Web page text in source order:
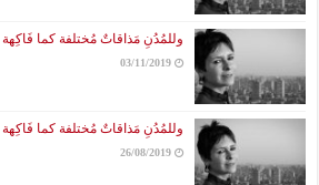
وللمُدُنِ مَذاقاتٌ مُختلفة كما فَاكِهة
03/11/2019
وللمُدُنِ مَذاقاتٌ مُختلفة كما فَاكِهة
26/08/2019